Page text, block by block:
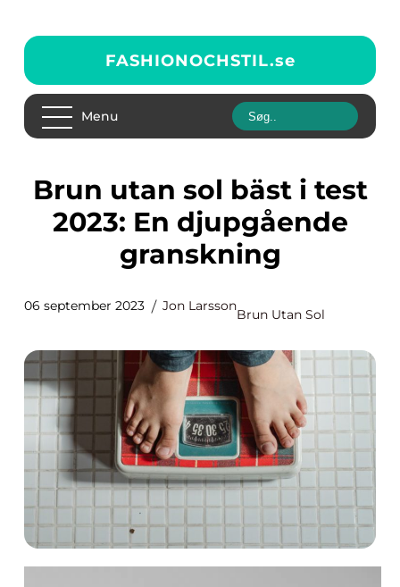
FASHIONOCHSTIL.se
Menu
Brun utan sol bäst i test
2023: En djupgående
granskning
06 september 2023 Jon Larsson
Brun Utan Sol